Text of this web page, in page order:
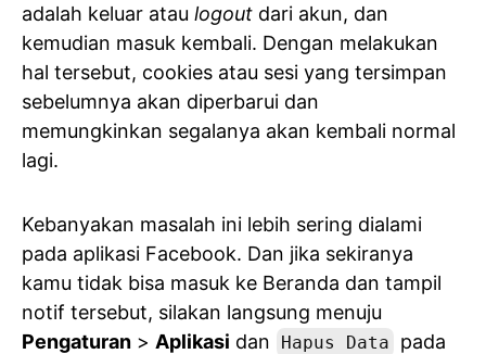
adalah keluar atau logout dari akun, dan
kemudian masuk kembali. Dengan melakukan
hal tersebut, cookies atau sesi yang tersimpan
sebelumnya akan diperbarui dan
memungkinkan segalanya akan kembali normal
lagi.
Kebanyakan masalah ini lebih sering dialami
pada aplikasi Facebook. Dan jika sekiranya
kamu tidak bisa masuk ke Beranda dan tampil
notif tersebut, silakan langsung menuju
Pengaturan > Aplikasi dan Hapus Data
pada